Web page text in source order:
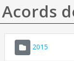
Acords
2015